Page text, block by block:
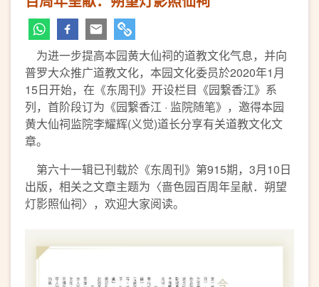
为进一步提高本园黄大仙祠的道教文化气息，并向
普罗大众推广道教文化，本园文化委员於2020年1月
15日开始，在《东周刊》开设栏目《园繋香江》系
列，首阶段订为《园繋香江 · 监院随笔》，邀得本园
黄大仙祠监院李耀辉(义觉)道长分享有关道教文化文
章。
第六十一辑已刊载於《东周刊》第915期，3月10日
出版，相关之文章主题为〈啬色园百周年呈献．朔望
灯影照仙祠〉，欢迎大家阅读。